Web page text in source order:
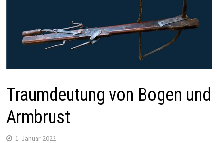
Traumdeutung von Bogen und
Armbrust
1. Januar 2022